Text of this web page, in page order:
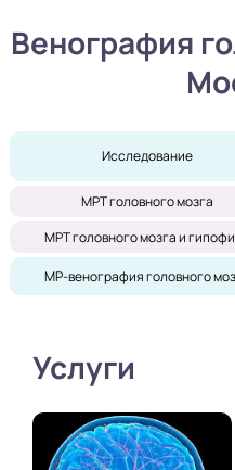
Венография
Исследование
МРТ головного мозга
МРТ головного мозга и
МР-венография головного
Услуги